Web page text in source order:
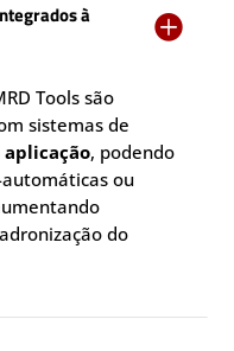
à

Tools são
sistemas de
aplicação, podendo
ou
do